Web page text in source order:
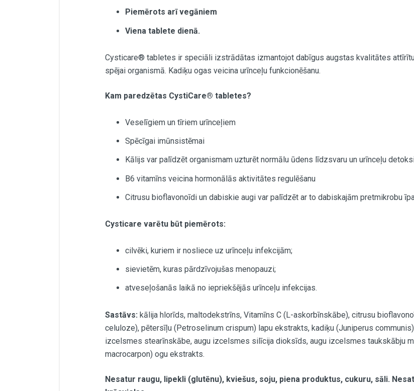
Piemērots arī vegāniem
Viena tablete dienā.
Cysticare® tabletes ir speciāli izstrādātas izmantojot dabīgus augstas kvalitātes
spējai organismā. Kadiķu ogas veicina urīnceļu funkcionēšanu.
Kam paredzētas CystiCare® tabletes?
Veselīgiem un tīriem urīnceļiem
Spēcīgai imūnsistēmai
Kālijs var palīdzēt organismam uzturēt normālu ūdens līdzsvaru un urīnceļu
B6 vitamīns veicina hormonālās aktivitātes regulēšanu
Citrusu bioflavonoīdi un dabiskie augi var palīdzēt ar to dabiskajām pretmikrobu
Cysticare varētu būt piemērots:
cilvēki, kuriem ir nosliece uz urīnceļu infekcijām;
sievietēm, kuras pārdzīvojušas menopauzi;
atveseļošanās laikā no iepriekšējās urīnceļu infekcijas.
Sastāvs: kālija hlorīds, maltodekstrīns, Vitamīns C (L-askorbīnskābe), citrusu
celuloze), pētersīļu (Petroselinum crispum) lapu ekstrakts, kadiķu (Juniperus
izcelsmes stearīnskābe, augu izcelsmes silīcija dioksīds, augu izcelsmes taukskābju
macrocarpon) ogu ekstrakts.
Nesatur raugu, lipekli (glutēnu), kviešus, soju, piena produktus, cukuru, sāli.